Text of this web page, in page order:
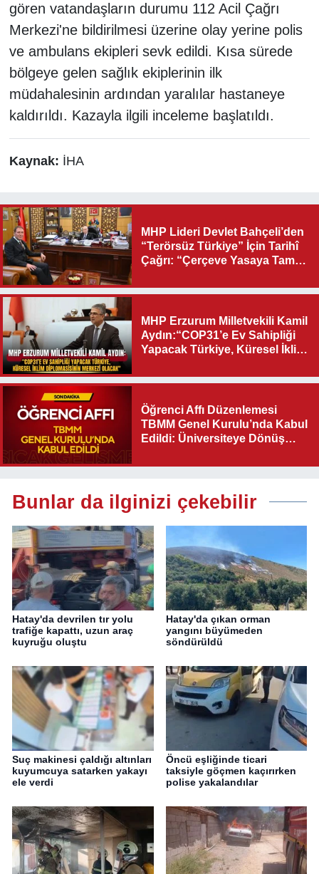
gören vatandaşların durumu 112 Acil Çağrı
Merkezi'ne bildirilmesi üzerine olay yerine polis
ve ambulans ekipleri sevk edildi. Kısa sürede
bölgeye gelen sağlık ekiplerinin ilk
müdahalesinin ardından yaralılar hastaneye
kaldırıldı. Kazayla ilgili inceleme başlatıldı.
Kaynak: İHA
MHP Lideri Devlet Bahçeli’den
“Terörsüz Türkiye” İçin Tarihî
Çağrı: “Çerçeve Yasaya Tam
MHP Erzurum Milletvekili Kamil
Aydın:“COP31’e Ev Sahipliği
Yapacak Türkiye, Küresel İklim
Olacak"
Öğrenci Affı Düzenlemesi
TBMM Genel Kurulu’nda Kabul
Edildi: Üniversiteye Dönüş
Bunlar da ilginizi çekebilir
Hatay'da devrilen tır yolu
trafiğe kapattı, uzun araç
kuyruğu oluştu
Hatay'da çıkan orman
yangını büyümeden
söndürüldü
Suç makinesi çaldığı altınları
kuyumcuya satarken yakayı
ele verdi
Öncü eşliğinde ticari
taksiyle göçmen kaçırırken
polise yakalandılar